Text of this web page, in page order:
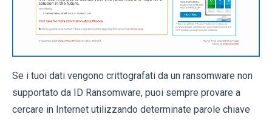
Se i tuoi dati vengono crittografati da un ransomware non
supportato da ID Ransomware, puoi sempre provare a
cercare in Internet utilizzando determinate parole chiave